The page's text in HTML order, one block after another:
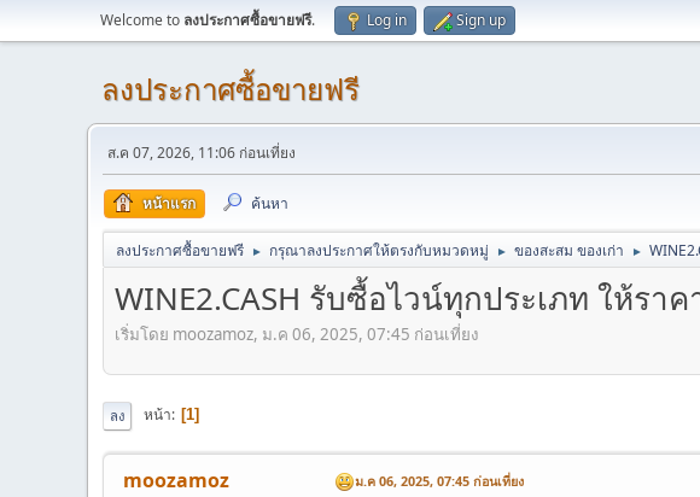
Welcome to ลงประกาศซื้อขายฟรี. Log in Sign up
ลงประกาศซื้อขายฟรี
ส.ค 07, 2026, 11:06 ก่อนเที่ยง
หน้าแรก ค้นหา
ลงประกาศซื้อขายฟรี ► กรุณาลงประกาศให้ตรงกับหมวดหมู่ ► ของสะสม ของเก่า ►
WINE2.CASH รับซื้อไวน์ทุกประเภท ให้รา
เริ่มโดย moozamoz, ม.ค 06, 2025, 07:45 ก่อนเที่ยง
ลง หน้า 1
moozamoz ม.ค 06, 2025, 07:45 ก่อนเที่ยง